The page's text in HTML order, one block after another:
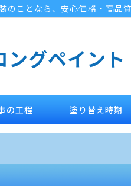
のことなら、安心価格・高品
ングペイント
の工程 塗り替え時期